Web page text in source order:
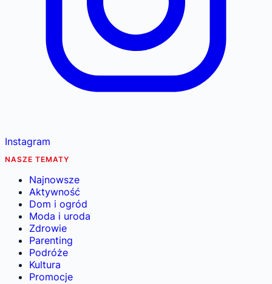
Instagram
NASZE TEMATY
Najnowsze
Aktywność
Dom i ogród
Moda i uroda
Zdrowie
Parenting
Podróże
Kultura
Promocje